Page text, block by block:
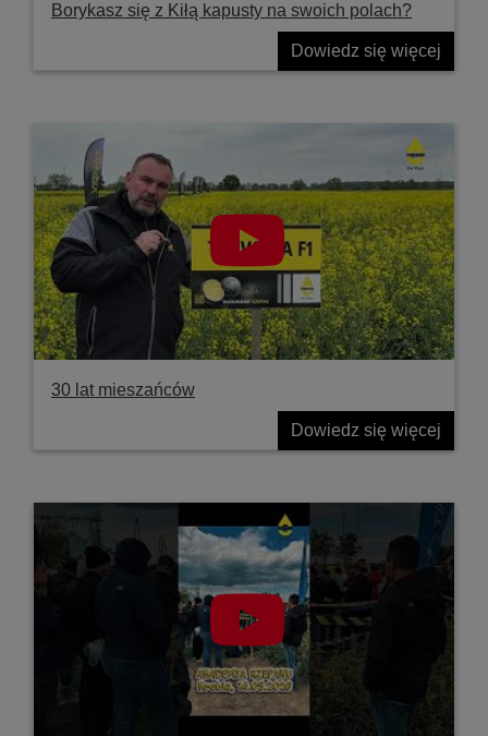
Borykasz się z Kiłą kapusty na swoich polach?
Dowiedz się więcej
30 lat mieszańców
Dowiedz się więcej